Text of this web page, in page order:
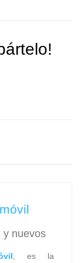
y nuevos
, es la